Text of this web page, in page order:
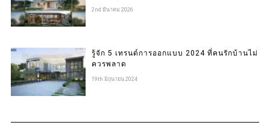
2nd มีนาคม 2026
รู้จัก 5 เทรนด์การออกแบบ 2024 ที่คนรักบ้านไม่
ควรพลาด
19th มิถุนายน 2024